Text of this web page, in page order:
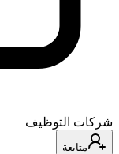
شركات التوظيف
متابعة